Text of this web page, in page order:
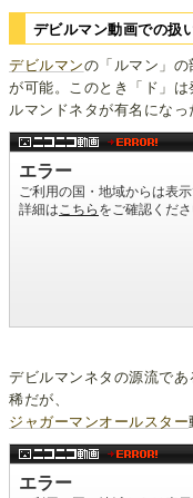
デビルマン動画での扱
デビルマンの「ルマン」
が可能。このとき「ド」は
ルマンドネタが有名になっ
デビルマンネタの源流であ
稀だが、
ジャガーマンオールスター